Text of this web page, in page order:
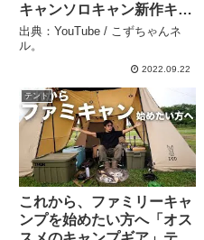
キャンソロキャン新作キャ
ンプ道具盛り沢山！ど素人
キャンパーの妹とマストバ
イアイテムチェックする
出典：YouTube / こずちゃんネ
ル。
2022.09.22
テント
これから、ファミリーキャ
ンプを始めたい方へ「オス